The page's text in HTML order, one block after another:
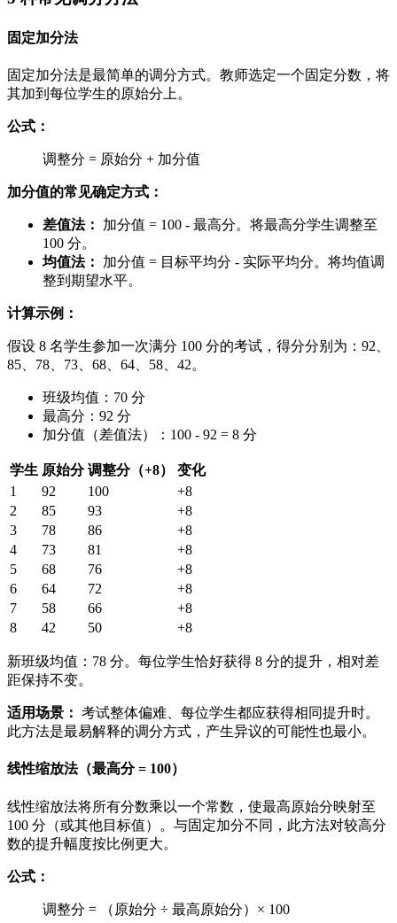
固定加分法
固定加分法是最简单的调分方式。教师选定一个固定分数，将
其加到每位学生的原始分上。
公式：
调整分 = 原始分 + 加分值
加分值的常见确定方式：
差值法：
加分值 = 100 - 最高分。将最高分学生调整至
100 分。
均值法：
加分值 = 目标平均分 - 实际平均分。将均值调
整到期望水平。
计算示例：
假设 8 名学生参加一次满分 100 分的考试，得分分别为：92、
85、78、73、68、64、58、42。
班级均值：70 分
最高分：92 分
加分值（差值法）：100 - 92 = 8 分
学生 原始分 调整分（+8）
变化
1
92 100
+8
2
85 93
+8
3
78 86
+8
4
73 81
+8
5
68 76
+8
6
64 72
+8
7
58 66
+8
8
42 50 +8
新班级均值：78 分。每位学生恰好获得 8 分的提升，相对差
距保持不变。
适用场景： 考试整体偏难、每位学生都应获得相同提升时。
此方法是最易解释的调分方式，产生异议的可能性也最小。
线性缩放法（最高分 = 100）
线性缩放法将所有分数乘以一个常数，使最高原始分映射至
100 分（或其他目标值）。与固定加分不同，此方法对较高分
数的提升幅度按比例更大。
公式：
调整分 = （原始分 ÷ 最高原始分）× 100